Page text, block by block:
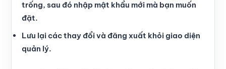
trống, sau đó nhập mật khẩu mới mà bạn muốn
đặt.
Lưu lại các thay đổi và đăng xuất khỏi giao diện
quản lý.